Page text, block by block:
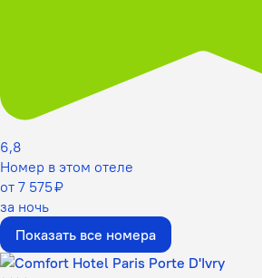
6,8
Номер в этом отеле
от 7 575 ₽
за ночь
Показать все номера